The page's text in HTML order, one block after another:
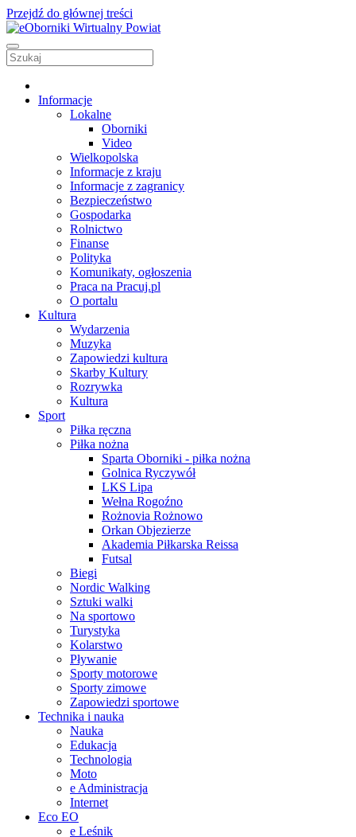
Przejdź do głównej treści
Informacje
Lokalne
Oborniki
Video
Wielkopolska
Informacje z kraju
Informacje z zagranicy
Bezpieczeństwo
Gospodarka
Rolnictwo
Finanse
Polityka
Komunikaty, ogłoszenia
Praca na Pracuj.pl
O portalu
Kultura
Wydarzenia
Muzyka
Zapowiedzi kultura
Skarby Kultury
Rozrywka
Kultura
Sport
Piłka ręczna
Piłka nożna
Sparta Oborniki - piłka nożna
Golnica Ryczywół
LKS Lipa
Wełna Rogoźno
Rożnovia Rożnowo
Orkan Objezierze
Akademia Piłkarska Reissa
Futsal
Biegi
Nordic Walking
Sztuki walki
Na sportowo
Turystyka
Kolarstwo
Pływanie
Sporty motorowe
Sporty zimowe
Zapowiedzi sportowe
Technika i nauka
Nauka
Edukacja
Technologia
Moto
e Administracja
Internet
Eco EO
e Leśnik